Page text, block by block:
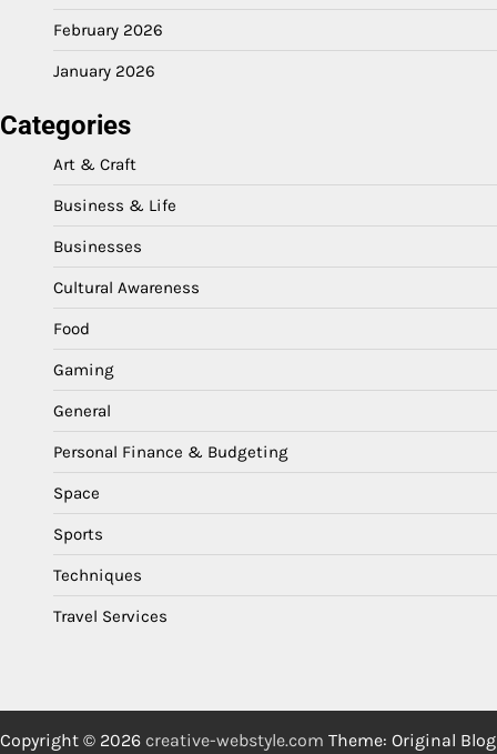
February 2026
January 2026
Categories
Art & Craft
Business & Life
Businesses
Cultural Awareness
Food
Gaming
General
Personal Finance & Budgeting
Space
Sports
Techniques
Travel Services
Copyright © 2026 creative-webstyle.com Theme: Original Blog